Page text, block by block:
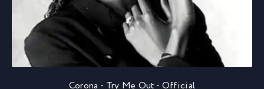
Corona - Try Me Out - Official